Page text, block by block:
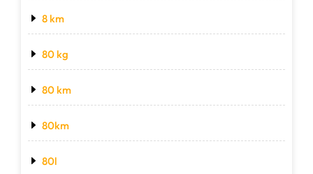
8 km
80 kg
80 km
80km
80l